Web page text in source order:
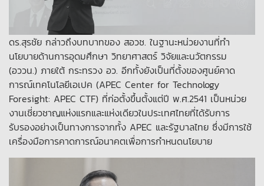
ดร.สุรชัย กล่าวถึงบทบาทของ สอวช. ในฐานะหน่วยงานที่ทำ
นโยบายด้านการอุดมศึกษา วิทยาศาสตร์ วิจัยและนวัตกรรม
(อววน.) ภายใต้ กระทรวง อว. อีกทั้งยังเป็นที่ตั้งของศูนย์คาด
การณ์เทคโนโลยีเอเปค (APEC Center for Technology
Foresight: APEC CTF) ที่ก่อตั้งขึ้นตั้งแต่ปี พ.ศ.2541 เป็นหน่วย
งานเชี่ยวชาญแห่งแรกและแห่งเดียวในประเทศไทยที่ได้รับการ
รับรองอย่างเป็นทางการจากทั้ง APEC และรัฐบาลไทย ซึ่งมีการใช้
เครื่องมือการคาดการณ์อนาคตเพื่อการกำหนดนโยบาย